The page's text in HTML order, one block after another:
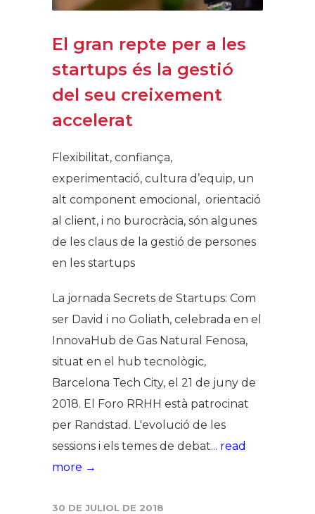
El gran repte per a les
startups és la gestió
del seu creixement
accelerat
Flexibilitat, confiança,
experimentació, cultura d’equip, un
alt component emocional, orientació
al client, i no burocràcia, són algunes
de les claus de la gestió de persones
en les startups
La jornada Secrets de Startups: Com
ser David i no Goliath, celebrada en el
InnovaHub de Gas Natural Fenosa,
situat en el hub tecnològic,
Barcelona Tech City, el 21 de juny de
2018. El Foro RRHH està patrocinat
per Randstad. L'evolució de les
sessions i els temes de debat... read
more →
30 DE JULIOL DE 2018